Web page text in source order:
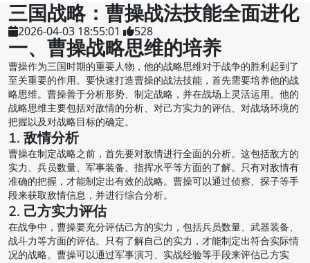
三国战略：曹操战法技能全面进化
2026-04-03 18:55:01 528
一、曹操战略思维的培养
曹操作为三国时期的重要人物，他的战略思维对于战争的胜利起到了
至关重要的作用。要快速打造曹操的战法技能，首先需要培养他的战
略思维。曹操善于分析形势、制定战略，并在战场上灵活运用。他的
战略思维主要包括对敌情的分析、对己方实力的评估、对战场环境的
把握以及对战略目标的确定。
1. 敌情分析
曹操在制定战略之前，首先要对敌情进行全面的分析。这包括敌方的
实力、兵员数量、军事装备、指挥水平等方面的了解。只有对敌情有
准确的把握，才能制定出有效的战略。曹操可以通过侦察、探子等手
段来获取敌情信息，并进行综合分析。
2. 己方实力评估
在战争中，曹操要充分评估己方的实力，包括兵员数量、武器装备、
战斗力等方面的评估。只有了解自己的实力，才能制定出符合实际情
况的战略。曹操可以通过军事演习、实战经验等手段来评估己方实